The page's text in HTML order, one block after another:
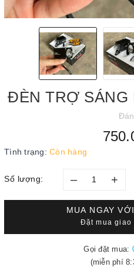
ĐÈN TRỢ SÁNG
Tình trạng: Còn hàng
Số lượng: – +
MUA NGAY
Đặt mua giao
Gọi đặt mua:
(miễn phí